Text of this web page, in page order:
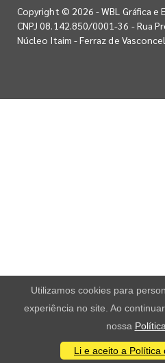
Copyright © 2026 - WBL Gráfica e
CNPJ 08.142.850/0001-36 - Rua
Núcleo Itaim - Ferraz de
Utilizamos cookies para
experiência no site. Ao
nossa
Li e aceito a Política